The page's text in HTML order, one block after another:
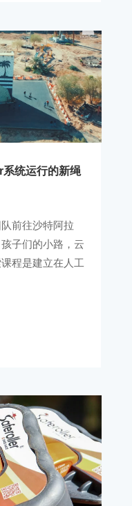
统运行的新绳
前往沙特阿拉
子们的小路，云
程是建立在人工